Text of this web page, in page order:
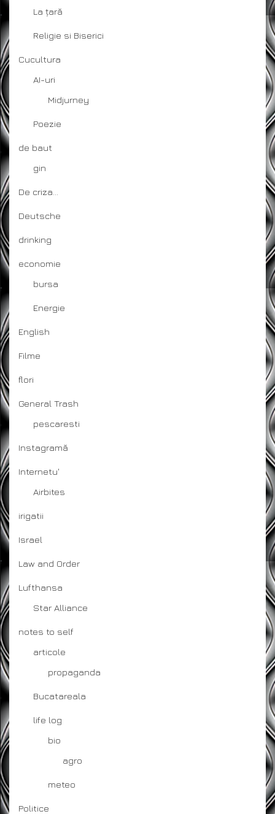
La țară
Religie si Biserici
Cucultura
AI-uri
Midjurney
Poezie
de baut
gin
De criza…
Deutsche
drinking
economie
bursa
Energie
English
Filme
flori
General Trash
pescaresti
Instagramă
Internetu'
Airbites
irigatii
Israel
Law and Order
Lufthansa
Star Alliance
notes to self
articole
propaganda
Bucatareala
life log
bio
agro
meteo
Politice